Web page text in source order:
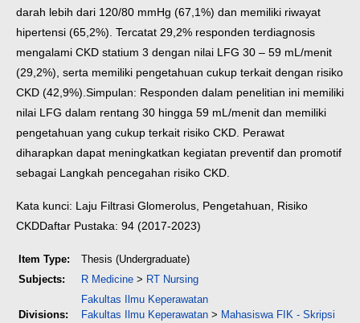
darah lebih dari 120/80 mmHg (67,1%) dan memiliki riwayat
hipertensi (65,2%). Tercatat 29,2% responden terdiagnosis
mengalami CKD statium 3 dengan nilai LFG 30 – 59 mL/menit
(29,2%), serta memiliki pengetahuan cukup terkait dengan risiko
CKD (42,9%).Simpulan: Responden dalam penelitian ini memiliki
nilai LFG dalam rentang 30 hingga 59 mL/menit dan memiliki
pengetahuan yang cukup terkait risiko CKD. Perawat
diharapkan dapat meningkatkan kegiatan preventif dan promotif
sebagai Langkah pencegahan risiko CKD.
Kata kunci: Laju Filtrasi Glomerolus, Pengetahuan, Risiko
CKDDaftar Pustaka: 94 (2017-2023)
Item Type:
Thesis (Undergraduate)
Subjects:
R Medicine > RT Nursing
Divisions:
Fakultas Ilmu Keperawatan
Fakultas Ilmu Keperawatan > Mahasiswa FIK - Skripsi